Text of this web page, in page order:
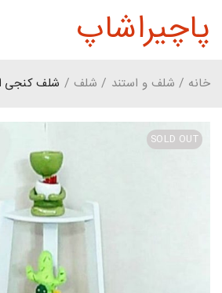
پاچیراشاپ
خانه / شلف و استند / شلف / شلف کنجی
SOLD OUT